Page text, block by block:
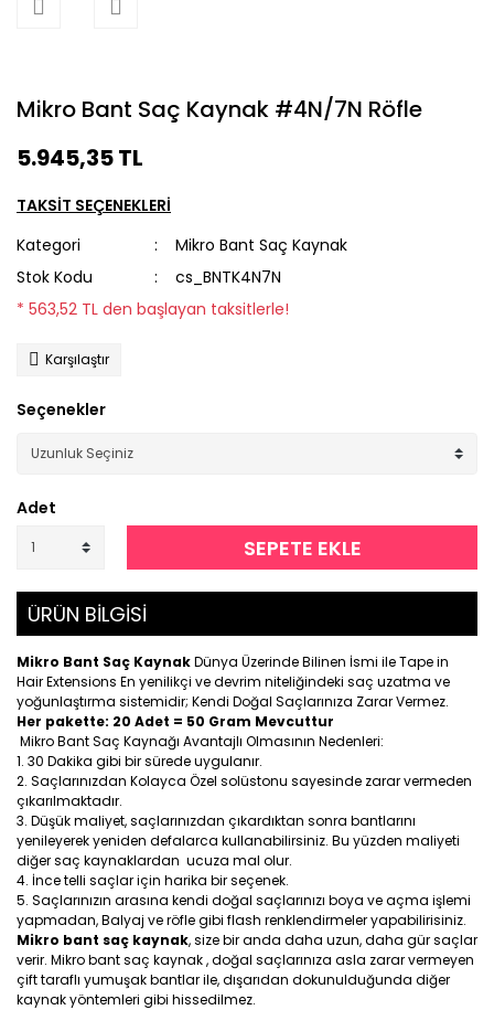
Mikro Bant Saç Kaynak #4N/7N Röfle
5.945,35 TL
TAKSİT SEÇENEKLERİ
Kategori
Mikro Bant Saç Kaynak
Stok Kodu
cs_BNTK4N7N
* 563,52 TL den başlayan taksitlerle!
Karşılaştır
Seçenekler
Adet
SEPETE EKLE
ÜRÜN BİLGİSİ
Mikro Bant Saç KaynakDünya Üzerinde Bilinen İsmi ile Tape in
Hair Extensions En yenilikçi ve devrim niteliğindeki saç uzatma ve
yoğunlaştırma sistemidir; Kendi Doğal Saçlarınıza Zarar Vermez.
Her pakette: 20 Adet = 50 Gram Mevcuttur
Mikro Bant Saç Kaynağı Avantajlı Olmasının Nedenleri:
30 Dakika gibi bir sürede uygulanır.
Saçlarınızdan Kolayca Özel solüstonu sayesinde zarar vermeden
çıkarılmaktadır.
Düşük maliyet, saçlarınızdan çıkardıktan sonra bantlarını
yenileyerek yeniden defalarca kullanabilirsiniz. Bu yüzden maliyeti
diğer saç kaynaklardan ucuza mal olur.
İnce telli saçlar için harika bir seçenek.
Saçlarınızın arasına kendi doğal saçlarınızı boya ve açma işlemi
yapmadan, Balyaj ve röfle gibi flash renklendirmeler yapabilirisiniz.
Mikro bant saç kaynak, size bir anda daha uzun, daha gür saçlar
verir. Mikro bant saç kaynak , doğal saçlarınıza asla zarar vermeyen
çift taraflı yumuşak bantlar ile, dışarıdan dokunulduğunda diğer
kaynak yöntemleri gibi hissedilmez.